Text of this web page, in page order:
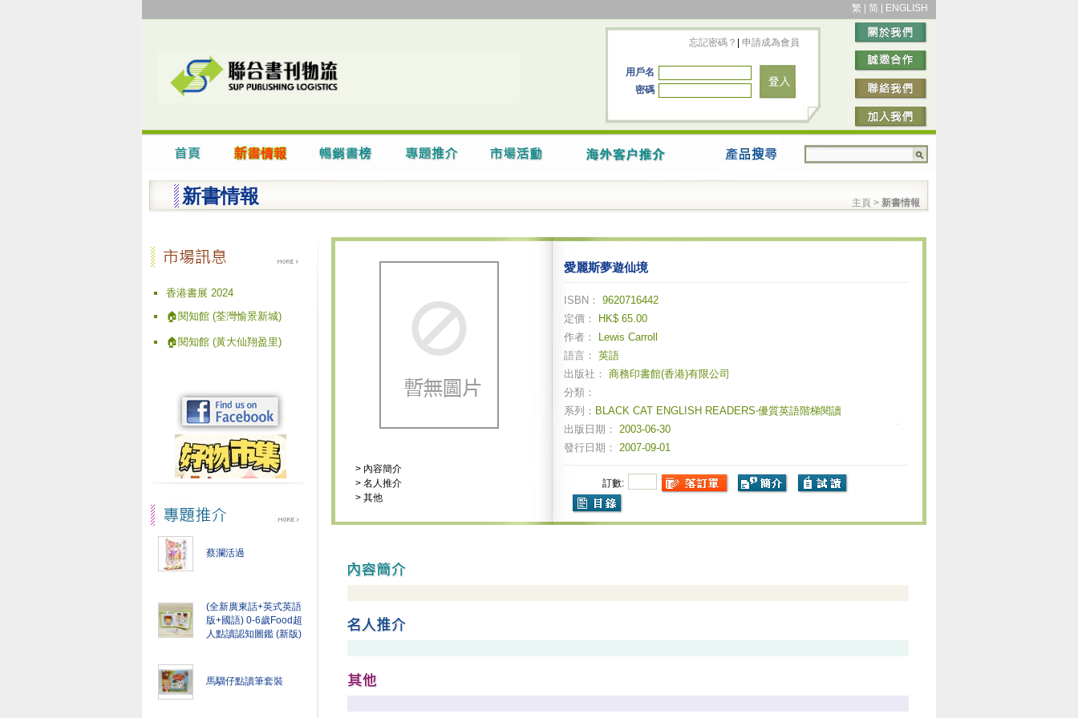
繁 简 ENGLISH
忘記密碼？ 申請成為會員
用戶名
密碼
新書情報 主頁 > 新書情報
香港書展 2024
🏠閱知館 (荃灣愉景新城)
🏠閱知館 (黃大仙翔盈里)
蔡瀾活過
(全新廣東話+英式英語
版+國語) 0-6歲Food超
人點讀認知圖鑑 (新版)
馬騮仔點讀筆套裝
> 內容簡介
> 名人推介
> 其他
愛麗斯夢遊仙境
ISBN： 9620716442
定價：
HK$ 65.00
作者：
Lewis Carroll
語言： 英語
出版社： 商務印書館(香港)有限公司
分類：
系列： BLACK CAT ENGLISH READERS‧優質英語階梯閱讀
出版日期： 2003-06-30
發行日期： 2007-09-01
訂數: